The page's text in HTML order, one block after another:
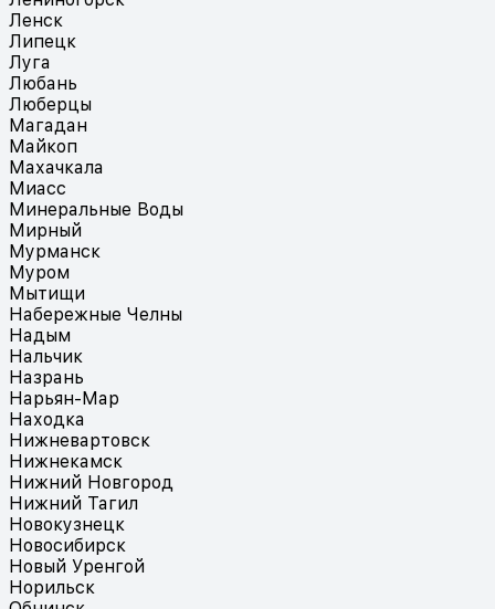
Ленск
Липецк
Луга
Любань
Люберцы
Магадан
Майкоп
Махачкала
Миасс
Минеральные Воды
Мирный
Мурманск
Муром
Мытищи
Набережные Челны
Надым
Нальчик
Назрань
Нарьян-Мар
Находка
Нижневартовск
Нижнекамск
Нижний Новгород
Нижний Тагил
Новокузнецк
Новосибирск
Новый Уренгой
Норильск